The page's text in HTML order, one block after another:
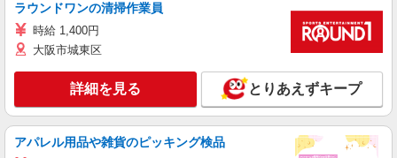
ラウンドワンの清掃作業員
時給 1,400円
大阪市城東区
詳細を見る とりあえずキープ
アパレル用品や雑貨のピッキング検品